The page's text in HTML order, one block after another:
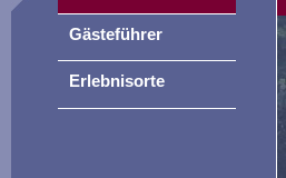
Gästeführer
Erlebnisorte